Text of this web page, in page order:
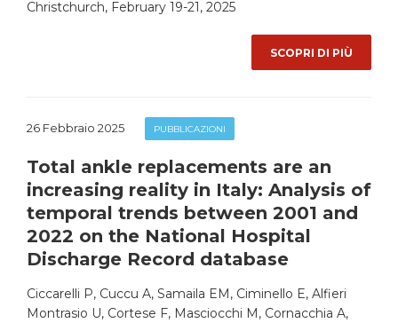
Christchurch, February 19-21, 2025
SCOPRI DI PIÙ
26 Febbraio 2025 PUBBLICAZIONI
Total ankle replacements are an
increasing reality in Italy: Analysis of
temporal trends between 2001 and
2022 on the National Hospital
Discharge Record database
Ciccarelli P, Cuccu A, Samaila EM, Ciminello E, Alfieri
Montrasio U, Cortese F, Masciocchi M, Cornacchia A,